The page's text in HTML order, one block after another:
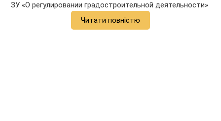
ЗУ «О регулировании градостроительной деятельности»
Читати повністю